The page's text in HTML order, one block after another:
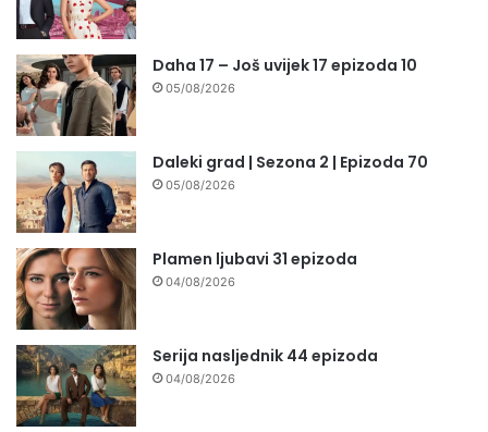
Daha 17 – Još uvijek 17 epizoda 10
05/08/2026
Daleki grad | Sezona 2 | Epizoda 70
05/08/2026
Plamen ljubavi 31 epizoda
04/08/2026
Serija nasljednik 44 epizoda
04/08/2026